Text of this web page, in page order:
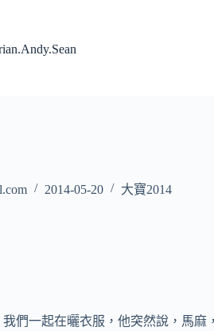
2014-05-20 大寶2014
們一起在曬衣服，他突然說，馬麻